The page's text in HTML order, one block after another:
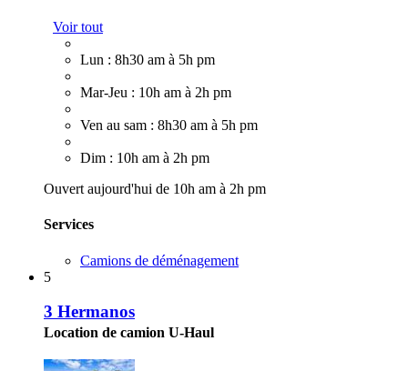
Voir tout
Lun : 8h30 am à 5h pm
Mar-Jeu : 10h am à 2h pm
Ven au sam : 8h30 am à 5h pm
Dim : 10h am à 2h pm
Ouvert aujourd'hui de 10h am à 2h pm
Services
Camions de déménagement
5
3 Hermanos
Location de camion U-Haul